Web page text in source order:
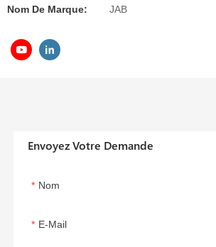
Nom De Marque: JAB
Envoyez Votre Demande
Nom
E-Mail